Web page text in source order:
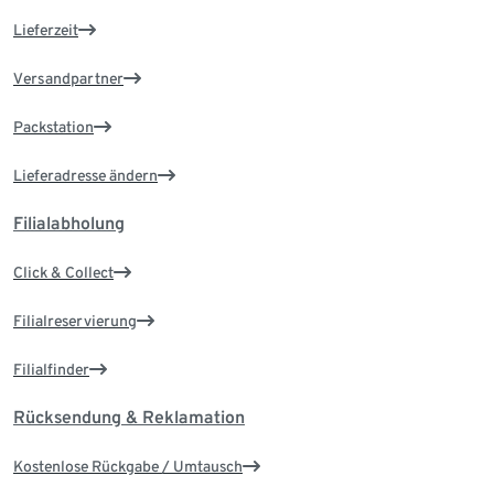
Lieferzeit
Versandpartner
Packstation
Lieferadresse ändern
Filialabholung
Click & Collect
Filialreservierung
Filialfinder
Rücksendung & Reklamation
Kostenlose Rückgabe / Umtausch